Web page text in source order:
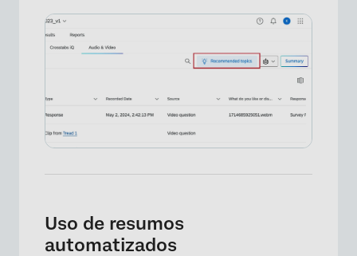
×
Uso de resumos
automatizados